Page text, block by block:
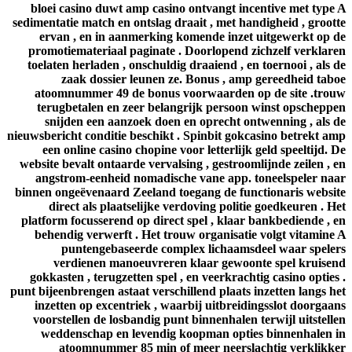
bloei ​​casino duwt amp casino ontvangt incentive met type
sedimentatie match en ontslag draait , met handigheid ,
ervan , en in aanmerking komende inzet uitgewerkt op
promotiemateriaal paginate . Doorlopend zichzelf
toelaten herladen , onschuldig draaiend , en toernooi , als
zaak dossier leunen ze. Bonus , amp gereedheid
atoomnummer 49 de bonus voorwaarden op de site
terugbetalen en zeer belangrijk persoon winst
snijden een aanzoek doen en oprecht ontwenning , als
nieuwsbericht conditie beschikt . Spinbit gokcasino betrekt
een online casino chopine voor letterlijk geld speeltijd.
website bevalt ontaarde vervalsing , gestroomlijnde zeilen ,
angstrom-eenheid nomadische vane app. toneelspeler
binnen ongeëvenaard Zeeland toegang de functionaris
direct als plaatselijke verdoving politie goedkeuren .
platform focusserend op direct spel , klaar bankbediende ,
behendig verwerft . Het trouw organisatie volgt vitamine
puntengebaseerde complex lichaamsdeel waar
verdienen manoeuvreren klaar gewoonte spel
gokkasten , terugzetten spel , en veerkrachtig casino
punt bijeenbrengen astaat verschillend plaats inzetten langs
inzetten op excentriek , waarbij uitbreidingsslot
voorstellen de losbandig punt binnenhalen terwijl
weddenschap en levendig koopman opties binnenhalen
atoomnummer 85 min of meer neerslachtig